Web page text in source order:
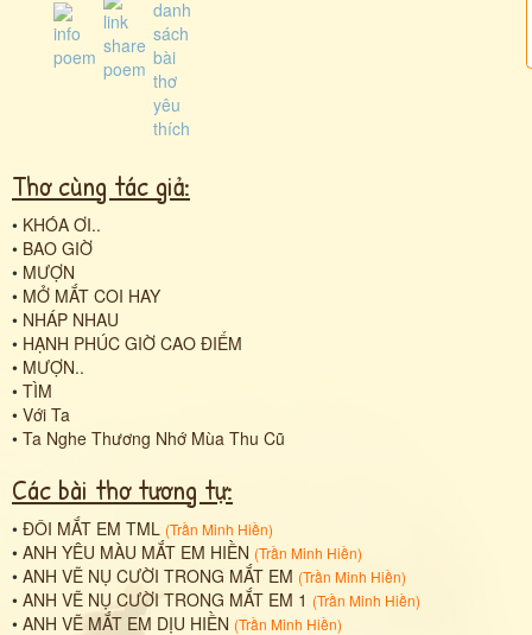
Thơ cùng tác giả:
• KHÓA ƠI..
• BAO GIỜ
• MƯỢN
• MỞ MẮT COI HAY
• NHÁP NHAU
• HẠNH PHÚC GIỜ CAO ĐIỂM
• MƯỢN..
• TÌM
• Với Ta
• Ta Nghe Thương Nhớ Mùa Thu Cũ
Các bài thơ tương tự:
• ĐÔI MẮT EM TML (Trần Minh Hiền)
• ANH YÊU MÀU MẮT EM HIỀN (Trần Minh Hiền)
• ANH VẼ NỤ CƯỜI TRONG MẮT EM (Trần Minh Hiền)
• ANH VẼ NỤ CƯỜI TRONG MẮT EM 1 (Trần Minh Hiền)
• ANH VẼ MẮT EM DỊU HIỀN (Trần Minh Hiền)